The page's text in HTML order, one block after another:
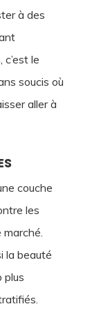
à des
le
soucis où
aller à
couche
les
la beauté
plus